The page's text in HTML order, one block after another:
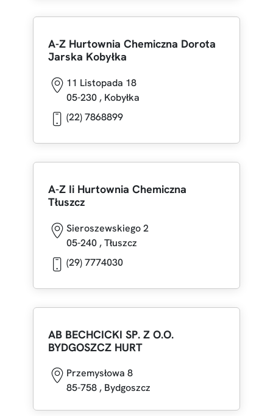
A-Z Hurtownia Chemiczna Dorota
Jarska Kobyłka
11 Listopada 18
05-230, Kobyłka
(22) 7868899
A-Z Ii Hurtownia Chemiczna
Tłuszcz
Sieroszewskiego 2
05-240,Tłuszcz
(29) 7774030
AB BECHCICKI SP. Z O.O.
BYDGOSZCZ HURT
Przemysłowa 8
85-758, Bydgoszcz